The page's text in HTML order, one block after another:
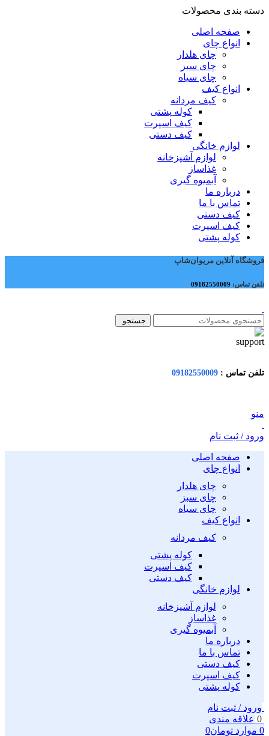
دسته بندی محصولات
صفحه اصلی
انواع چای
چای هلدار
چای سبز
چای سیاه
انواع کیف
کیف مردانه
کوله پشتی
کیف اسپرت
کیف دستی
لوازم خانگی
لوازم آشپزخانه
غذاساز
آبمیوه گیری
درباره ما
تماس با ما
کیف دستی
کیف اسپرت
کوله پشتی
فروشگاه آنلاین مریوان‌شاپ
تلفن تماس:
جستجو
تلفن تماس : 09182550009
منو
ورود / ثبت نام
صفحه اصلی
انواع چای
چای هلدار
چای سبز
چای سیاه
انواع کیف
کیف مردانه
کوله پشتی
کیف اسپرت
کیف دستی
لوازم خانگی
لوازم آشپزخانه
غذاساز
آبمیوه گیری
درباره ما
تماس با ما
کیف دستی
کیف اسپرت
کوله پشتی
ورود / ثبت نام
0 علاقه مندی
0 موارد تومان0